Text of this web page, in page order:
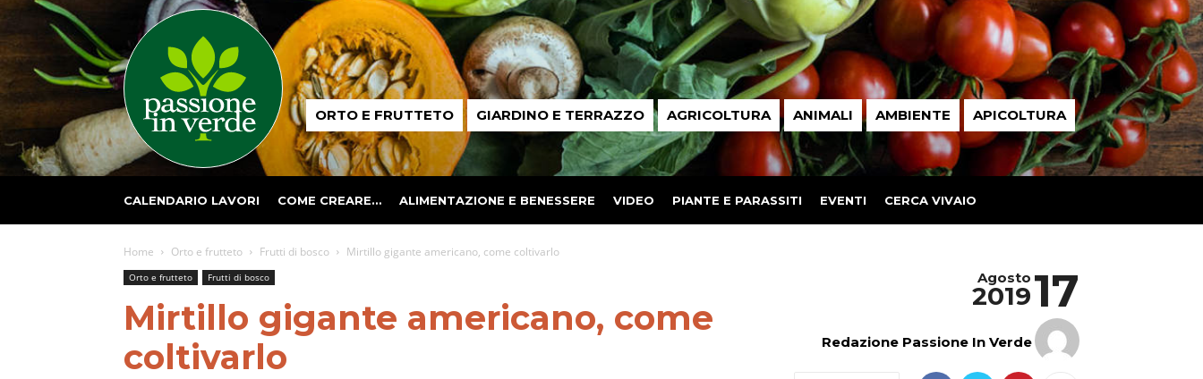
Passione
in ORTO E FRUTTETO GIARDINO E TERRAZZO AGRICOLTURA ANIMALI AMBIENTE APICOLTURA
CALENDARIO LAVORI COME CREARE… ALIMENTAZIONE E BENESSERE VIDEO PIANTE E PARASSITI EVENTI CERCA VIVAIO
Home Orto e frutteto Frutti di bosco Mirtillo gigante americano, come coltivarlo
Orto e frutteto Frutti di bosco
Mirtillo gigante americano, come
coltivarlo
17
Agosto
2019
Redazione Passione In Verde